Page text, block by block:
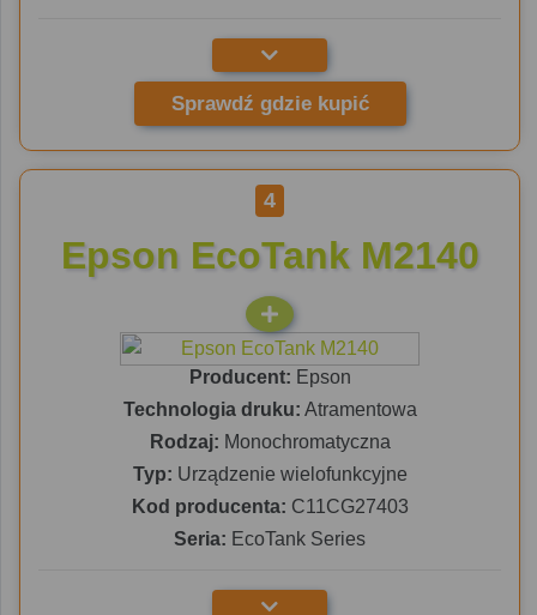
Sprawdź gdzie kupić
4
Epson EcoTank M2140
Producent: Epson
Technologia druku: Atramentowa
Rodzaj: Monochromatyczna
Typ: Urządzenie wielofunkcyjne
Kod producenta: C11CG27403
Seria: EcoTank Series